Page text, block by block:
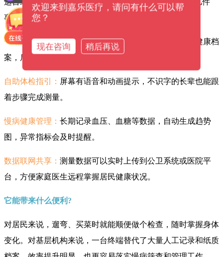
这台终端设备是整个健康驿站的“大脑”，它主要解决这几件
事：
一站式建档：首次使用时刷身份证，系统自动生成个人健康档
案，后续每次测量数据都会同步更新。
自助体检指引： 屏幕有语音和动画提示，不识字的长辈也能跟
着步骤完成测量。
慢病健康管理： 长期记录血压、血糖等数据，自动生成趋势
图，异常指标会及时提醒。
数据联网共享： 测量数据可以实时上传到公卫系统或医院平
台，方便家庭医生远程掌握居民健康状况。
它能带来什么便利?
对居民来说，遛弯、买菜时就能顺便做个检查，随时掌握身体
变化。对基层机构来说，一台终端替代了大量人工记录和纸质
欢迎来到嘉乐医疗，请问有什么可以帮
您？
现在咨询 稍后再说